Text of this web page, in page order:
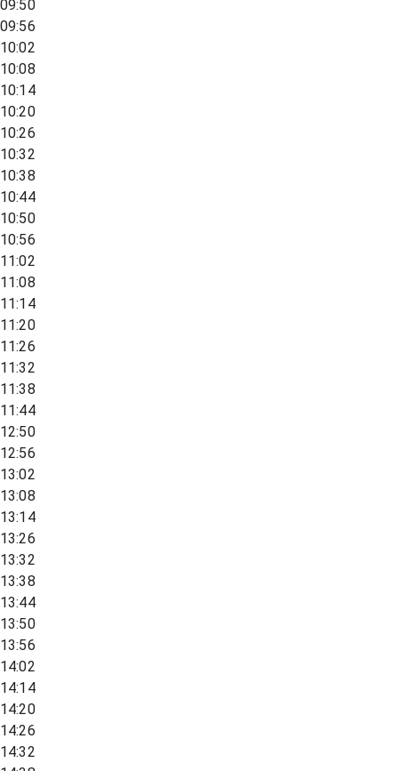
09:50
09:56
10:02
10:08
10:14
10:20
10:26
10:32
10:38
10:44
10:50
10:56
11:02
11:08
11:14
11:20
11:26
11:32
11:38
11:44
12:50
12:56
13:02
13:08
13:14
13:26
13:32
13:38
13:44
13:50
13:56
14:02
14:14
14:20
14:26
14:32